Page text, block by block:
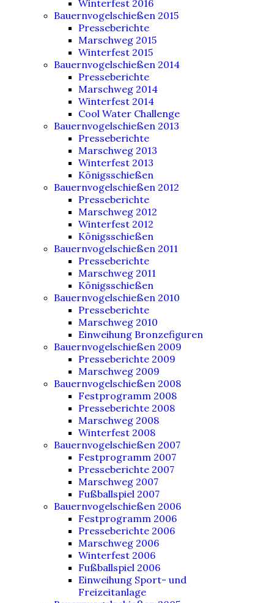
Winterfest 2016
Bauernvogelschießen 2015
Presseberichte
Marschweg 2015
Winterfest 2015
Bauernvogelschießen 2014
Presseberichte
Marschweg 2014
Winterfest 2014
Cool Water Challenge
Bauernvogelschießen 2013
Presseberichte
Marschweg 2013
Winterfest 2013
Königsschießen
Bauernvogelschießen 2012
Presseberichte
Marschweg 2012
Winterfest 2012
Königsschießen
Bauernvogelschießen 2011
Presseberichte
Marschweg 2011
Königsschießen
Bauernvogelschießen 2010
Presseberichte
Marschweg 2010
Einweihung Bronzefiguren
Bauernvogelschießen 2009
Presseberichte 2009
Marschweg 2009
Bauernvogelschießen 2008
Festprogramm 2008
Presseberichte 2008
Marschweg 2008
Winterfest 2008
Bauernvogelschießen 2007
Festprogramm 2007
Presseberichte 2007
Marschweg 2007
Fußballspiel 2007
Bauernvogelschießen 2006
Festprogramm 2006
Presseberichte 2006
Marschweg 2006
Winterfest 2006
Fußballspiel 2006
Einweihung Sport- und
Freizeitanlage